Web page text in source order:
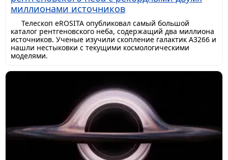
миллионами источников
Телескоп eROSITA опубликовал самый большой
каталог рентгеновского неба, содержащий два миллиона
источников. Ученые изучили скопление галактик A3266 и
нашли нестыковки с текущими космологическими
моделями.